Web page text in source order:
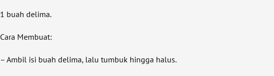
1 buah delima.
Cara Membuat:
– Ambil isi buah delima, lalu tumbuk hingga halus.